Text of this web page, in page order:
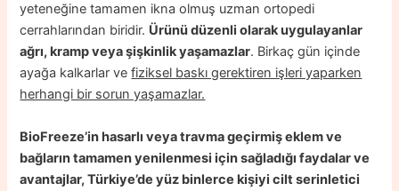
yeteneğine tamamen ikna olmuş uzman ortopedi
cerrahlarından biridir. Ürünü düzenli olarak uygulayanlar
ağrı, kramp veya şişkinlik yaşamazlar. Birkaç gün içinde
ayağa kalkarlar vefiziksel baskı gerektiren işleri yaparken
herhangi bir sorun yaşamazlar.
BioFreeze’in hasarlı veya travma geçirmiş eklem ve
bağların tamamen yenilenmesi için sağladığı faydalar ve
avantajlar, Türkiye’de yüz binlerce kişiyi cilt serinletici